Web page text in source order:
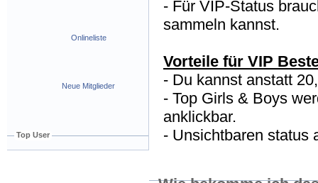
Onlineliste
Neue Mitglieder
Top User
- Für VIP-Status
sammeln kannst.
Vorteile für VIP
- Du kannst anstatt
- Top Girls & Boys
anklickbar.
- Unsichtbaren status